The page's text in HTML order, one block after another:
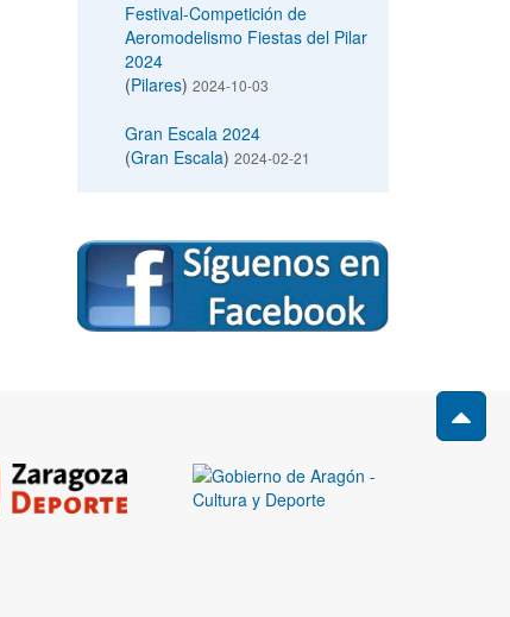
Festival-Competición de
Aeromodelismo Fiestas del Pilar
2024
(Pilares) 2024-10-03
Gran Escala 2024
(Gran Escala) 2024-02-21